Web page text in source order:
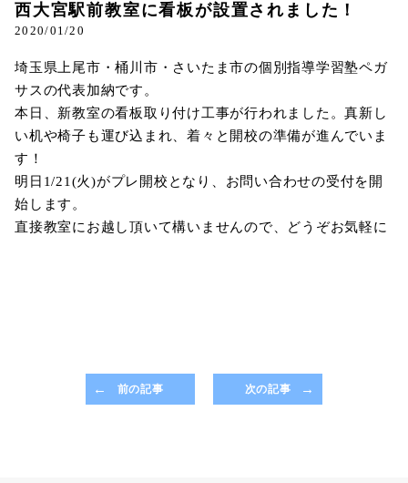
西大宮駅前教室に看板が設置されました！
2020/01/20
埼玉県上尾市・桶川市・さいたま市の個別指導学習塾ペガ
サスの代表加納です。
本日、新教室の看板取り付け工事が行われました。真新し
い机や椅子も運び込まれ、着々と開校の準備が進んでいま
す！
明日1/21(火)がプレ開校となり、お問い合わせの受付を開
始します。
直接教室にお越し頂いて構いませんので、どうぞお気軽に
前の記事 次の記事